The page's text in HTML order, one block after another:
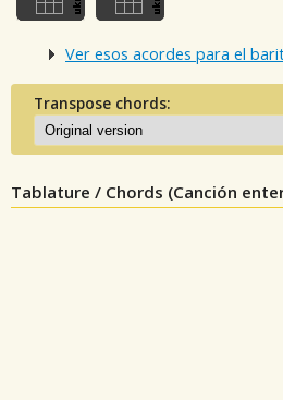
Ver esos acordes para el
Transpose chords:
Tablature / Chords (Canción